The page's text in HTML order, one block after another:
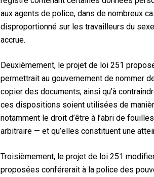
aux agents de police, dans de nombreux
disproportionné sur les travailleurs du
accrue.
Deuxièmement, le projet de loi 251
permettrait au gouvernement de nommer
copier des documents, ainsi qu’à
ces dispositions soient utilisées de
notamment le droit d’être à l’abri de
arbitraire — et qu’elles constituent une
Troisièmement, le projet de loi 251
proposées conférerait à la police des